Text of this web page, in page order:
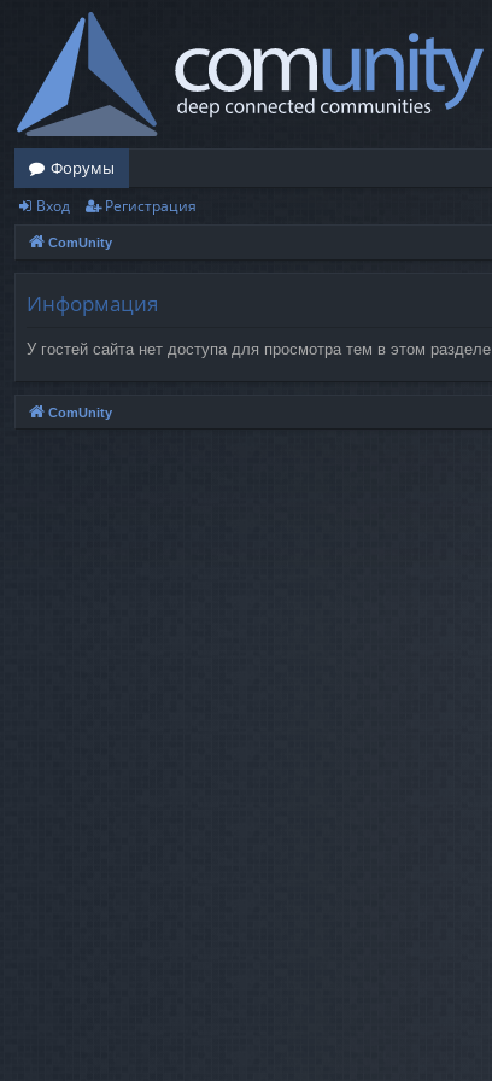
Форумы
Вход Регистрация
ComUnity
Информация
У гостей сайта нет доступа для просмотра тем в этом разделе.
ComUnity